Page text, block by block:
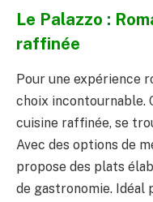
Le Palazzo :
raffinée
Pour une expérience
choix incontournable.
cuisine raffinée, se
Avec des options de
propose des plats
de gastronomie. Idéal